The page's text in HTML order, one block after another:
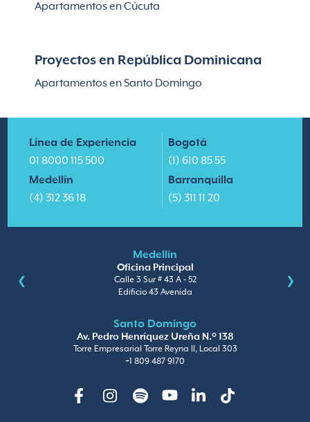
Apartamentos en Cúcuta
Proyectos en República Dominicana
Apartamentos en Santo Domingo
Línea de Experiencia
01 8000 115 500
Medellín
(4) 312 36 18
Bogotá
(1) 610 85 55
Barranquilla
(5) 311 11 20
Medellín
Oficina Principal
Calle 3 Sur # 43 A - 52
Edificio 43 Avenida
Santo Domingo
Av. Pedro Henríquez Ureña N.º 138
Torre Empresarial Torre Reyna II, Local 303
+1 809 487 9170
FacebookInstagramSpotify YoutubeLinkedinTikTok